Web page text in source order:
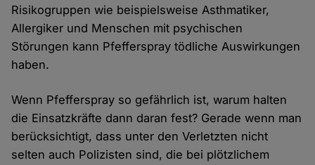
Risikogruppen wie beispielsweise Asthmatiker,
Allergiker und Menschen mit psychischen
Störungen kann Pfefferspray tödliche Auswirkungen
haben.
Wenn Pfefferspray so gefährlich ist, warum halten
die Einsatzkräfte dann daran fest? Gerade wenn man
berücksichtigt, dass unter den Verletzten nicht
selten auch Polizisten sind, die bei plötzlichem